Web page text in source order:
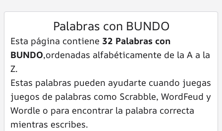
Palabras con BUNDO
Esta página contiene 32 Palabras con
BUNDO,ordenadas alfabéticamente de la A a la
Z.
Estas palabras pueden ayudarte cuando juegas
juegos de palabras como Scrabble, WordFeud y
Wordle o para encontrar la palabra correcta
mientras escribes.